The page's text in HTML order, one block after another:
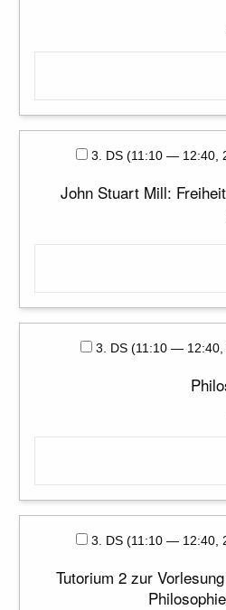
3. DS (11:10 — 12:40,
John Stuart Mill:
3. DS (11:10 — 12:40,
3. DS (11:10 — 12:40,
Tutorium 2 zur